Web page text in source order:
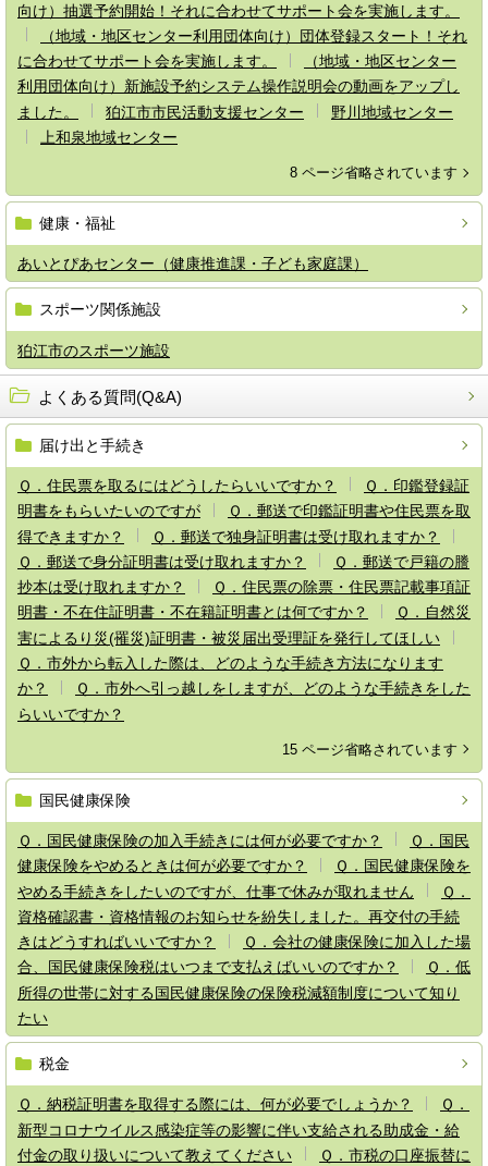
向け）抽選予約開始！それに合わせてサポート会を実施します。
（地域・地区センター利用団体向け）団体登録スタート！それ
に合わせてサポート会を実施します。
（地域・地区センター
利用団体向け）新施設予約システム操作説明会の動画をアップし
ました。
狛江市市民活動支援センター
野川地域センター
上和泉地域センター
8 ページ省略されています
健康・福祉
あいとぴあセンター（健康推進課・子ども家庭課）
スポーツ関係施設
狛江市のスポーツ施設
よくある質問(Q&A)
届け出と手続き
Ｑ．住民票を取るにはどうしたらいいですか？
Ｑ．印鑑登録証
明書をもらいたいのですが
Ｑ．郵送で印鑑証明書や住民票を取
得できますか？
Ｑ．郵送で独身証明書は受け取れますか？
Ｑ．郵送で身分証明書は受け取れますか？
Ｑ．郵送で戸籍の謄
抄本は受け取れますか？
Ｑ．住民票の除票・住民票記載事項証
明書・不在住証明書・不在籍証明書とは何ですか？
Ｑ．自然災
害によるり災(罹災)証明書・被災届出受理証を発行してほしい
Ｑ．市外から転入した際は、どのような手続き方法になります
か？
Ｑ．市外へ引っ越しをしますが、どのような手続きをした
らいいですか？
15 ページ省略されています
国民健康保険
Ｑ．国民健康保険の加入手続きには何が必要ですか？
Ｑ．国民
健康保険をやめるときは何が必要ですか？
Ｑ．国民健康保険を
やめる手続きをしたいのですが、仕事で休みが取れません
Ｑ．
資格確認書・資格情報のお知らせを紛失しました。再交付の手続
きはどうすればいいですか？
Ｑ．会社の健康保険に加入した場
合、国民健康保険税はいつまで支払えばいいのですか？
Ｑ．低
所得の世帯に対する国民健康保険の保険税減額制度について知り
たい
税金
Ｑ．納税証明書を取得する際には、何が必要でしょうか？
Ｑ．
新型コロナウイルス感染症等の影響に伴い支給される助成金・給
付金の取り扱いについて教えてください
Ｑ．市税の口座振替に